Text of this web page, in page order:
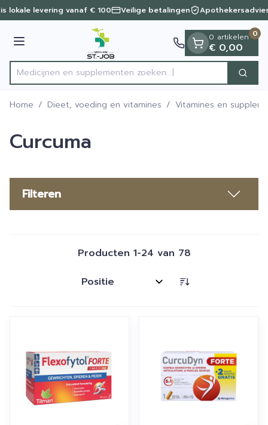
Ga naar de inhoud
1 van 1
lokale levering vanaf € 100 Veilige betalingen Apothekersadvies
Menu
Product, merk, categorie...
Medicijnen en supplementen Zoek
0 artikelen
€ 0,00
0
Home / Dieet, voeding en vitamines / Vitamines en
Curcuma
Filteren
Producten 1-24 van 78
Sorteer op: